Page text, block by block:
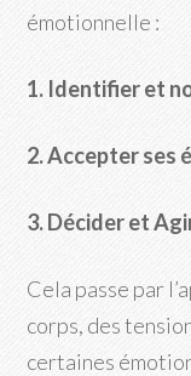
émotionnelle :
1. Identifier et
2. Accepter ses
3. Décider et
Cela passe par
corps, des
certaines